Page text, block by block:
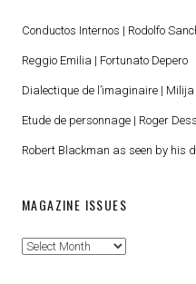
Conductos Internos | Rodolfo
Reggio Emilia | Fortunato Depero
Dialectique de l’imaginaire | Milija
Etude de personnage | Roger
Robert Blackman as seen by his
MAGAZINE ISSUES
Magazine